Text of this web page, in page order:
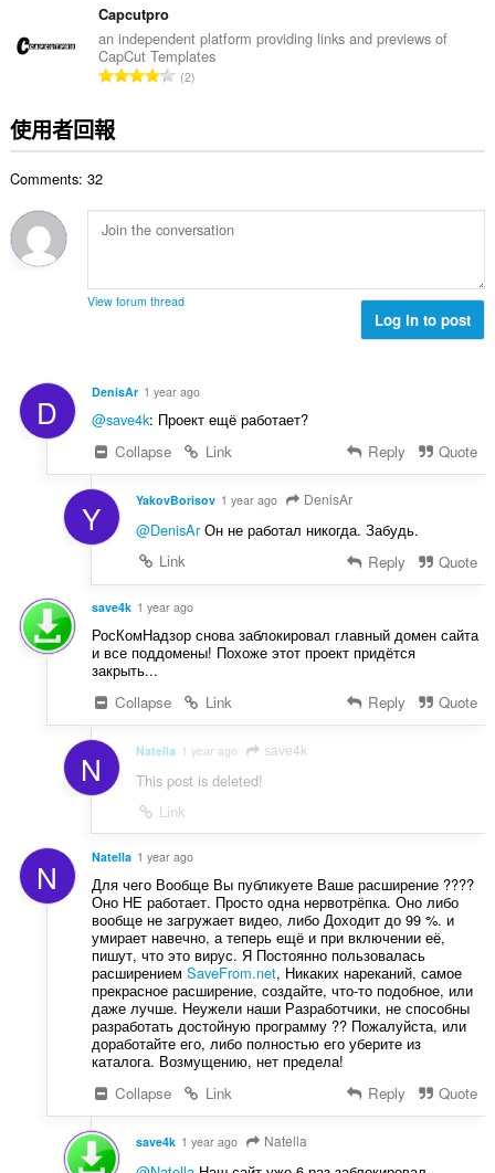
總
次
數
Capcutpro
an independent platform providing links and previews of
CapCut Templates
評
:
2
使用者回報
Comments: 32
View forum thread
Log in to post
D DenisAr 1 year ago
@save4k: Проект ещё работает?
Collapse
Link Reply Quote
Y YakovBorisov 1 year ago DenisAr
@DenisArОн не работал никогда. Забудь.
Link
Reply Quote
save4k 1 year ago
РосКомНадзор снова заблокировал главный домен сайта
и все поддомены! Похоже этот проект придётся
закрыть...
Collapse
Link Reply Quote
N Natella 1 year ago save4k
This post is deleted!
Link
N Natella 1 year ago
Для чего Вообще Вы публикуете Ваше расширение ????
Оно НЕ работает. Просто одна нервотрёпка. Оно либо
вообще не загружает видео, либо Доходит до 99 %. и
умирает навечно, а теперь ещё и при включении её,
пишут, что это вирус. Я Постоянно пользовалась
расширением SaveFrom.net, Никаких нареканий, самое
прекрасное расширение, создайте, что-то подобное, или
даже лучше. Неужели наши Разработчики, не способны
разработать достойную программу ?? Пожалуйста, или
доработайте его, либо полностью его уберите из
каталога. Возмущению, нет предела!
Collapse
Link Reply Quote
save4k 1 year ago Natella